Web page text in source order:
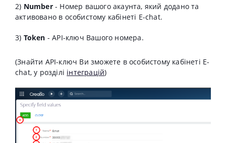
2) Number- Номер вашого акаунта, який додано та
активовано в особистому кабінеті E-chat.
3) Token - API-ключ Вашого номера.
(Знайти API-ключ Ви зможете в особистому кабінеті E-
chat, у розділі інтеграцій)